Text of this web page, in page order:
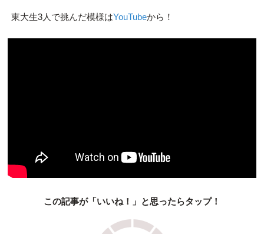
東大生3人で挑んだ模様はYouTubeから！
この記事が「いいね！」と思ったらタップ！